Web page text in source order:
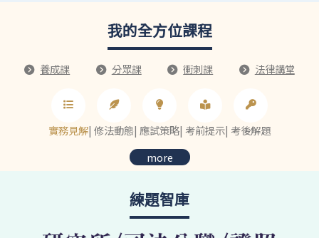
我的全方位課程
養成課 分眾課 衝刺課 法律講堂
實務見解| 修法動態| 應試策略| 考前提示| 考後解題
more
練題智庫